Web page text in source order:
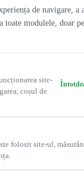
de navigare, a
modulele, doar
site-
coșul de
folosit site-ul,